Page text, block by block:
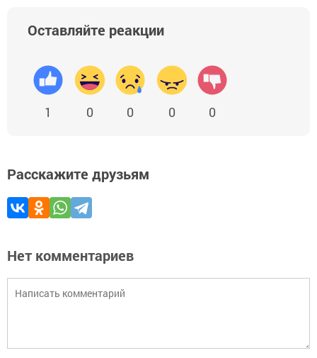
Оставляйте реакции
1 0 0 0 0
Расскажите друзьям
Нет комментариев